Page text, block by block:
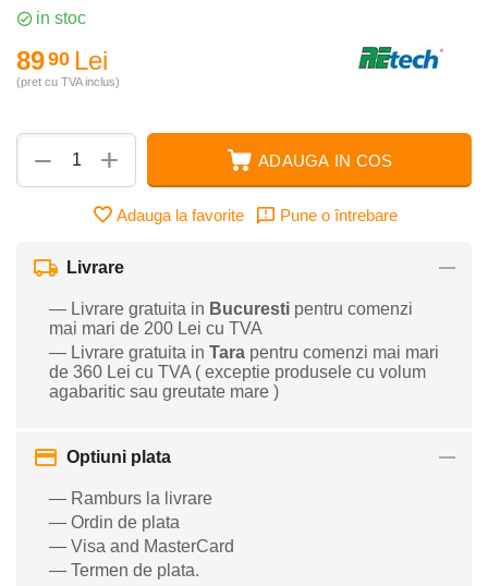
in stoc
8990 Lei
(pret cu TVA inclus)
+
− ADAUGA IN COS
Adauga la favorite Pune o întrebare
Livrare
— Livrare gratuita in Bucuresti pentru comenzi
mai mari de 200 Lei cu TVA
— Livrare gratuita in Tara pentru comenzi mai mari
de 360 Lei cu TVA ( exceptie produsele cu volum
agabaritic sau greutate mare )
Optiuni plata
— Ramburs la livrare
— Ordin de plata
— Visa and MasterCard
— Termen de plata.